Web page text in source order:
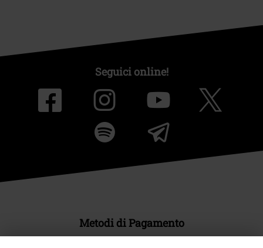
Seguici online!
Metodi di Pagamento